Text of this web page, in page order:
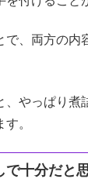
で、両方の内
、やっぱり煮
。
で十分だと